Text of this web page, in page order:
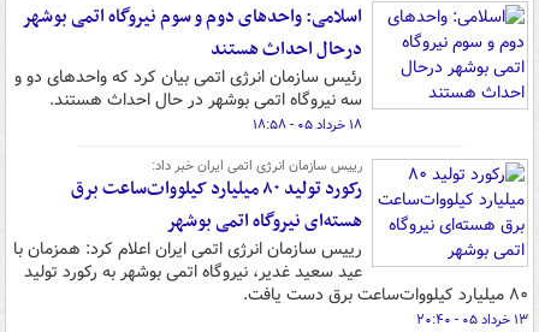
اسلامی: واحدهای دوم و سوم نیروگاه اتمی بوشهر
درحال احداث هستند
رئیس سازمان انرژی اتمی بیان کرد که واحدهای دو و
سه نیروگاه اتمی بوشهر در حال احداث هستند.
۱۸ خرداد ۰۵ - ۱۸:۵۸
رییس سازمان انرژی اتمی ایران خبر داد:
رکورد تولید ۸۰ میلیارد کیلووات‌ساعت برق
هسته‌ای نیروگاه اتمی بوشهر
رییس سازمان انرژی اتمی ایران اعلام کرد: همزمان با
عید سعید غدیر، نیروگاه اتمی بوشهر به رکورد تولید
۸۰ میلیارد کیلووات‌ساعت برق دست یافت.
۱۳ خرداد ۰۵ - ۲۰:۴۰